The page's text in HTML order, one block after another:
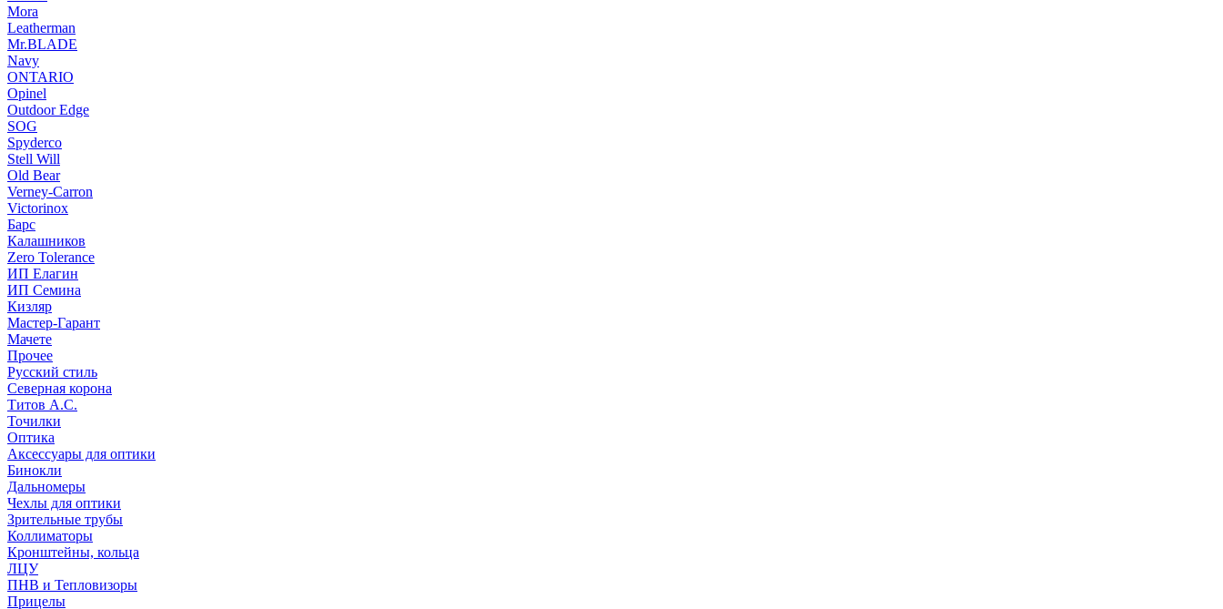
Mora
Leatherman
Mr.BLADE
Navy
ONTARIO
Opinel
Outdoor Edge
SOG
Spyderco
Stell Will
Old Bear
Verney-Carron
Victorinox
Барс
Калашников
Zero Tolerance
ИП Елагин
ИП Семина
Кизляр
Мастер-Гарант
Мачете
Прочее
Русский стиль
Северная корона
Титов А.С.
Точилки
Оптика
Аксессуары для оптики
Бинокли
Дальномеры
Чехлы для оптики
Зрительные трубы
Коллиматоры
Кронштейны, кольца
ЛЦУ
ПНВ и Тепловизоры
Прицелы